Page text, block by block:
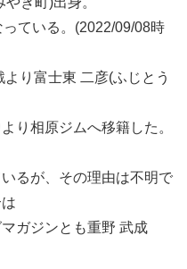
ている。(2022/09/08時
り富士東 二彦(ふじとう
り相原ジムへ移籍した。
るが、その理由は不明で
ガジンとも重野 武成